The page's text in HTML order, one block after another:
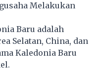
Melakukan
Baru adalah
Selatan, China, dan
Kaledonia Baru